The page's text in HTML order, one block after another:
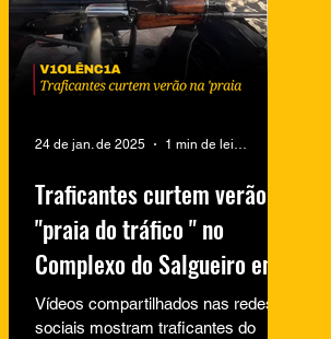
Traficantes curtem verão na
"praia do tráfico " no
Complexo do Salgueiro em
São Gonçalo
Vídeos compartilhados nas redes
sociais mostram traficantes do
24 de jan. de 2025